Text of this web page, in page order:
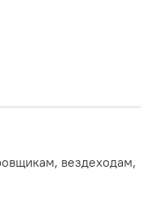
вездеходам,